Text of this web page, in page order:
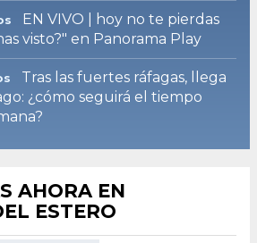
EN VIVO | hoy no te pierdas
visto?" en Panorama Play
Tras las fuertes ráfagas, llega
¿cómo seguirá el tiempo
AHORA EN
ESTERO